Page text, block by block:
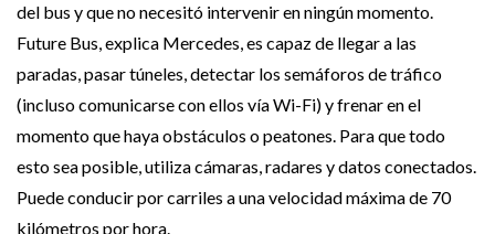
del bus y que no necesitó intervenir en ningún momento.
Future Bus, explica Mercedes, es capaz de llegar a las
paradas, pasar túneles, detectar los semáforos de tráfico
(incluso comunicarse con ellos vía Wi-Fi) y frenar en el
momento que haya obstáculos o peatones. Para que todo
esto sea posible, utiliza cámaras, radares y datos conectados.
Puede conducir por carriles a una velocidad máxima de 70
kilómetros por hora.